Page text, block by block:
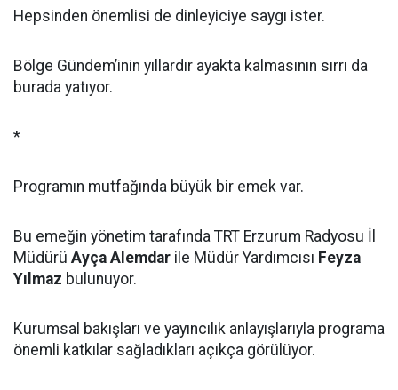
Hepsinden önemlisi de dinleyiciye saygı ister.
Bölge Gündem’inin yıllardır ayakta kalmasının sırrı da
burada yatıyor.
*
Programın mutfağında büyük bir emek var.
Bu emeğin yönetim tarafında TRT Erzurum Radyosu İl
Müdürü Ayça Alemdar ile Müdür Yardımcısı Feyza
Yılmaz bulunuyor.
Kurumsal bakışları ve yayıncılık anlayışlarıyla programa
önemli katkılar sağladıkları açıkça görülüyor.